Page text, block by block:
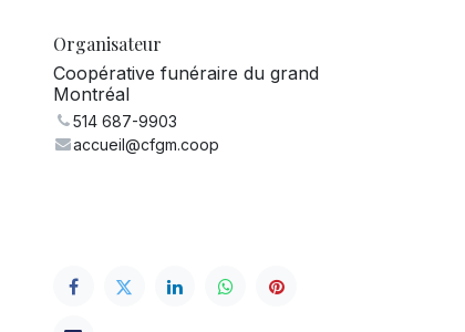
Organisateur
Coopérative funéraire du grand
Montréal
514 687-9903
accueil@cfgm.coop